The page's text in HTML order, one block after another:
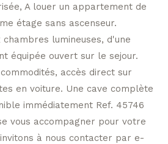
A louer un appartement de
étage sans ascenseur.
chambres lumineuses, d'une
équipée ouvert sur le sejour.
accès direct sur
en voiture. Une cave complète
immédiatement Ref. 45746
vous accompagner pour votre
à nous contacter par e-